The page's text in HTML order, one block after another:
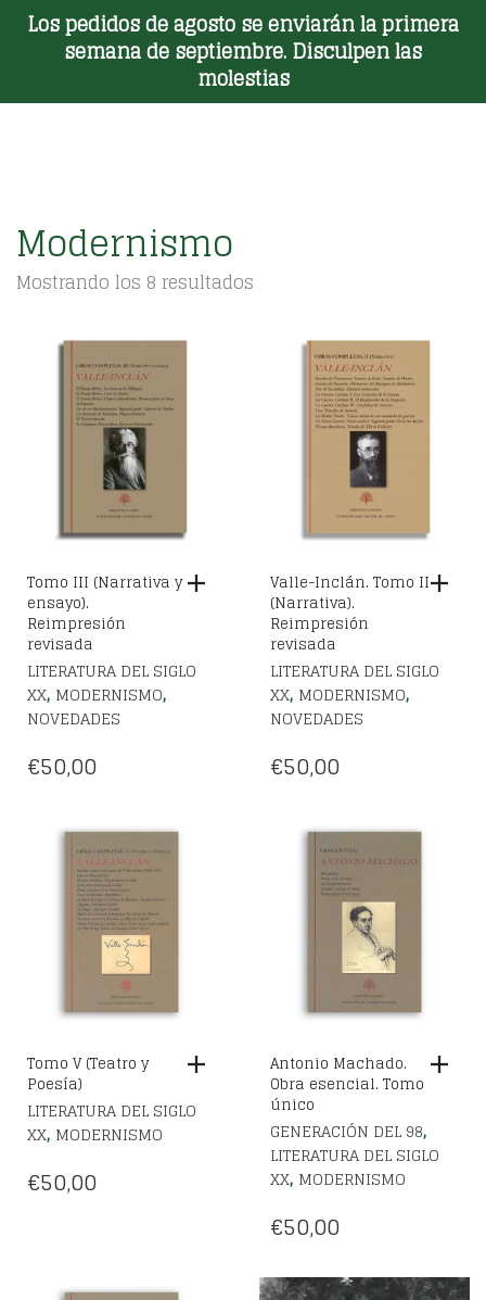
Los pedidos de agosto se enviarán la primera
semana de septiembre. Disculpen las
molestias
Toggle Menu
Modernismo
Mostrando los 8 resultados
últimos
Tomo III (Narrativa y
ensayo).
Reimpresión
revisada
LITERATURA DEL SIGLO
XX, MODERNISMO,
NOVEDADES
€50,00
Valle-Inclán. Tomo II
(Narrativa).
Reimpresión
revisada
LITERATURA DEL SIGLO
XX, MODERNISMO,
NOVEDADES
€50,00
Tomo V (Teatro y
Poesía)
LITERATURA DEL SIGLO
XX, MODERNISMO
€50,00
Antonio Machado.
Obra esencial. Tomo
único
GENERACIÓN DEL 98,
LITERATURA DEL SIGLO
XX, MODERNISMO
€50,00